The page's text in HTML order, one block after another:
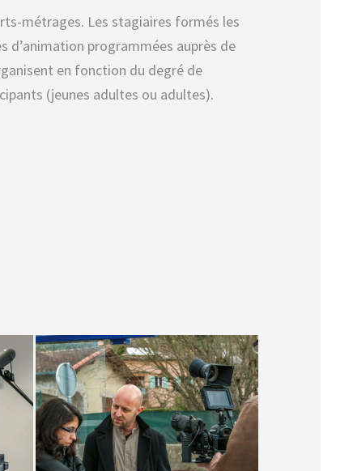
métrages. Les stagiaires formés les
d’animation programmées auprès de
en fonction du degré de
(jeunes adultes ou adultes).